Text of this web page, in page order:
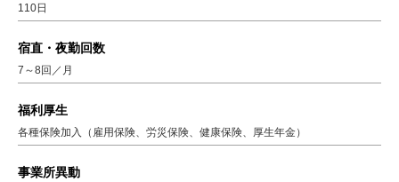
110日
宿直・夜勤回数
7～8回／月
福利厚生
各種保険加入（雇用保険、労災保険、健康保険、厚生年金）
事業所異動